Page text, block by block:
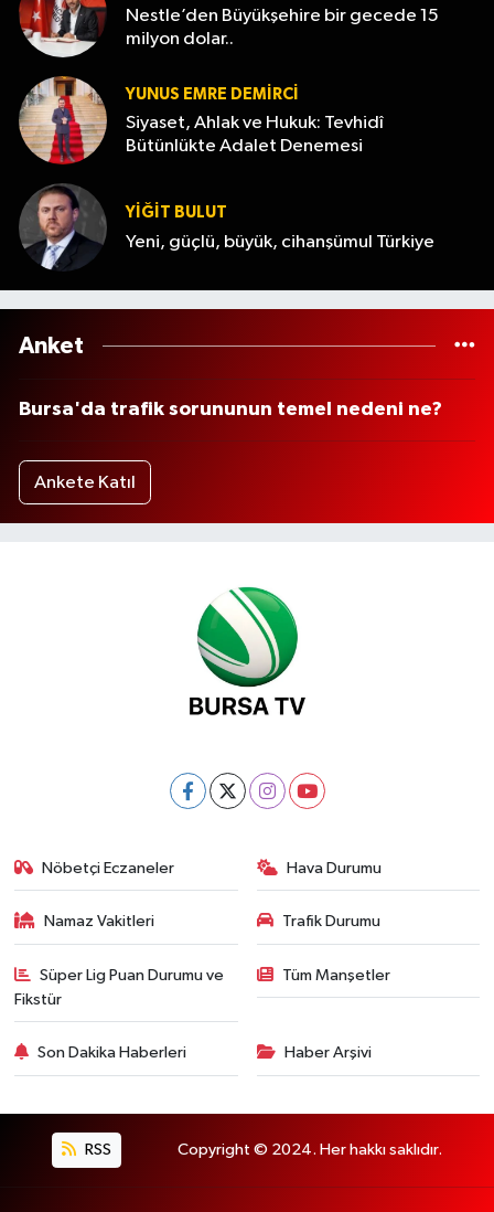
Nestle’den Büyükşehire bir gecede 15
milyon dolar..
YUNUS EMRE DEMIRCI
Siyaset, Ahlak ve Hukuk: Tevhidî
Bütünlükte Adalet Denemesi
YİĞİT BULUT
Yeni, güçlü, büyük, cihanşümul Türkiye
Anket
Bursa'da trafik sorununun temel nedeni ne?
Ankete Katıl
Nöbetçi Eczaneler Hava Durumu
Namaz Vakitleri Trafik Durumu
Süper Lig Puan Durumu ve
Fikstür
Tüm Manşetler
Son Dakika Haberleri Haber Arşivi
RSS Copyright © 2024. Her hakkı saklıdır.